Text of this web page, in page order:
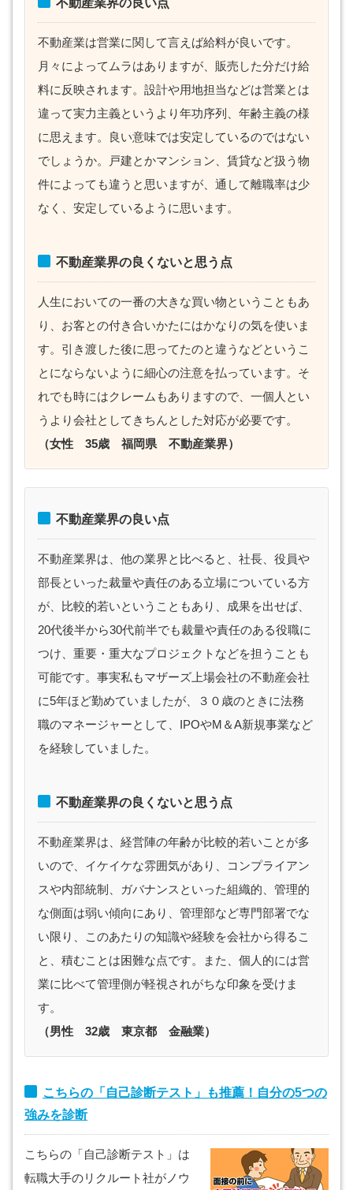
不動産業界の良い点
不動産業は営業に関して言えば給料が良いです。
月々によってムラはありますが、販売した分だけ給
料に反映されます。設計や用地担当などは営業とは
違って実力主義というより年功序列、年齢主義の様
に思えます。良い意味では安定しているのではない
でしょうか。戸建とかマンション、賃貸など扱う物
件によっても違うと思いますが、通して離職率は少
なく、安定しているように思います。
不動産業界の良くないと思う点
人生においての一番の大きな買い物ということもあ
り、お客との付き合いかたにはかなりの気を使いま
す。引き渡した後に思ってたのと違うなどというこ
とにならないように細心の注意を払っています。そ
れでも時にはクレームもありますので、一個人とい
うより会社としてきちんとした対応が必要です。
（女性 35歳 福岡県 不動産業界）
不動産業界の良い点
不動産業界は、他の業界と比べると、社長、役員や
部長といった裁量や責任のある立場についている方
が、比較的若いということもあり、成果を出せば、
20代後半から30代前半でも裁量や責任のある役職に
つけ、重要・重大なプロジェクトなどを担うことも
可能です。事実私もマザーズ上場会社の不動産会社
に5年ほど勤めていましたが、３０歳のときに法務
職のマネージャーとして、IPOやM＆A新規事業など
を経験していました。
不動産業界の良くないと思う点
不動産業界は、経営陣の年齢が比較的若いことが多
いので、イケイケな雰囲気があり、コンプライアン
スや内部統制、ガバナンスといった組織的、管理的
な側面は弱い傾向にあり、管理部など専門部署でな
い限り、このあたりの知識や経験を会社から得るこ
と、積むことは困難な点です。また、個人的には営
業に比べて管理側が軽視されがちな印象を受けま
す。
（男性 32歳 東京都 金融業）
こちらの「自己診断テスト」も推薦！自分の5つの
強みを診断
こちらの「自己診断テスト」は
転職大手のリクルート社がノウ